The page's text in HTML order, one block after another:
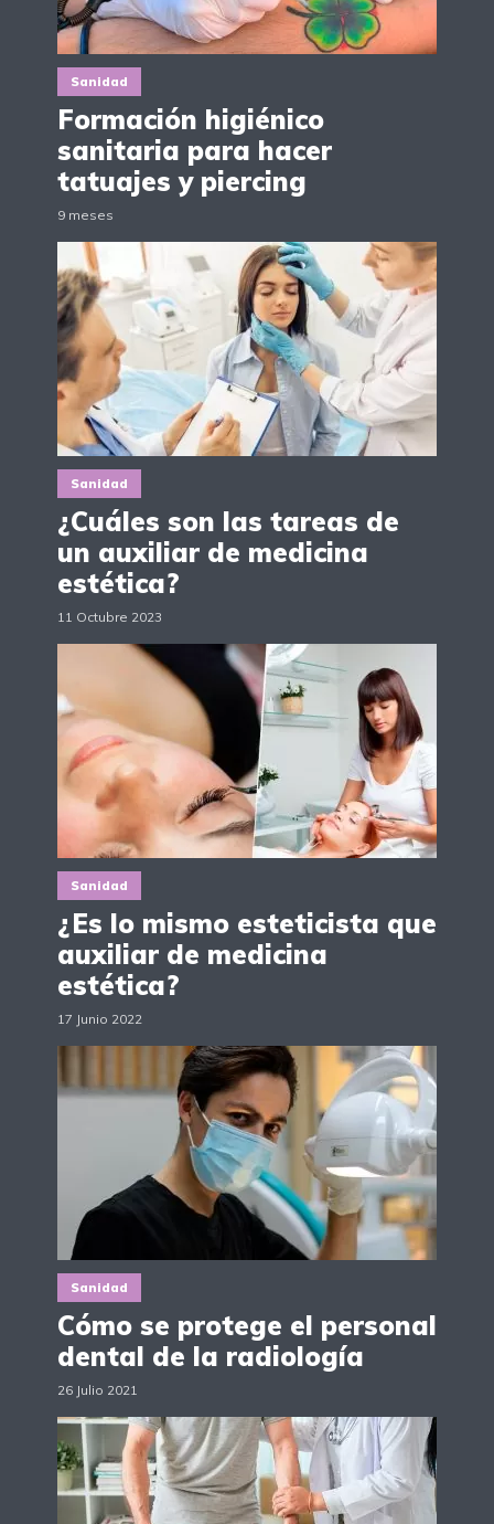
Sanidad
Formación higiénico
sanitaria para hacer
tatuajes y piercing
9 meses
Sanidad
¿Cuáles son las tareas de
un auxiliar de medicina
estética?
11 Octubre 2023
Sanidad
¿Es lo mismo esteticista que
auxiliar de medicina
estética?
17 Junio 2022
Sanidad
Cómo se protege el personal
dental de la radiología
26 Julio 2021